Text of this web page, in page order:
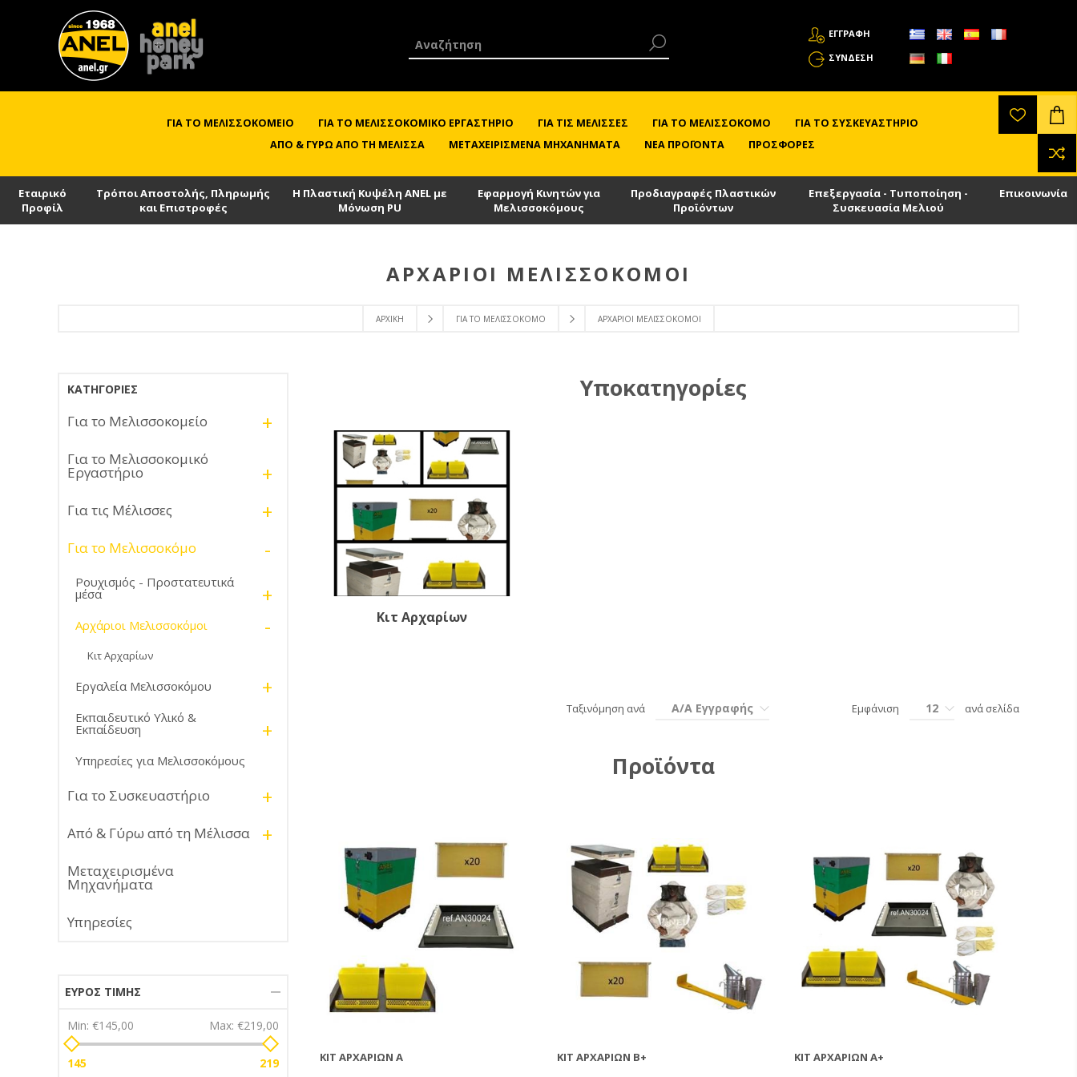
ΕΓΓΡΑΦΗ
ΣΎΝΔΕΣΗ
ΓΙΑ ΤΟ ΜΕΛΙΣΣΟΚΟΜΕΊΟ ΓΙΑ ΤΟ ΜΕΛΙΣΣΟΚΟΜΙΚΌ ΕΡΓΑΣΤΉΡΙΟ ΓΙΑ ΤΙΣ ΜΈΛΙΣΣΕΣ ΓΙΑ ΤΟ ΜΕΛΙΣΣΟΚΌΜΟ
ΓΙΑ ΤΟ ΣΥΣΚΕΥΑΣΤΉΡΙΟ
ΑΠΌ & ΓΎΡΩ ΑΠΌ ΤΗ ΜΈΛΙΣΣΑ
ΜΕΤΑΧΕΙΡΙΣΜΈΝΑ ΜΗΧΑΝΉΜΑΤΑ ΝΈΑ ΠΡΟΪΌΝΤΑ ΠΡΟΣΦΟΡΈΣ
Εταιρικό
Προφίλ
Τρόποι Αποστολής, Πληρωμής
και Επιστροφές
Η Πλαστική Κυψέλη ANEL με
Μόνωση PU
Εφαρμογή Κινητών για
Μελισσοκόμους
Προδιαγραφές Πλαστικών
Προϊόντων
Επεξεργασία - Τυποποίηση -
Συσκευασία Μελιού
Επικοινωνία
ΑΡΧΙΚΉ ΓΙΑ ΤΟ ΜΕΛΙΣΣΟΚΌΜΟ ΑΡΧΆΡΙΟΙ ΜΕΛΙΣΣΟΚΌΜΟΙ
ΑΡΧΆΡΙΟΙ ΜΕΛΙΣΣΟΚΌΜΟΙ
Υποκατηγορίες
Κιτ Αρχαρίων
Ταξινόμηση ανά Α/Α Εγγραφής Εμφάνιση 12 ανά σελίδα
Προϊόντα
ΚΙΤ ΑΡΧΑΡΊΩΝ A ΚΙΤ ΑΡΧΑΡΊΩΝ B+ ΚΙΤ ΑΡΧΑΡΊΩΝ Α+
ΚΑΤΗΓΟΡΊΕΣ
Για το Μελισσοκομείο +
Για το Μελισσοκομικό
Εργαστήριο +
Για τις Μέλισσες +
Για το Μελισσοκόμο -
Ρουχισμός - Προστατευτικά
μέσα +
Αρχάριοι Μελισσοκόμοι -
Κιτ Αρχαρίων
Εργαλεία Μελισσοκόμου +
Εκπαιδευτικό Υλικό &
Εκπαίδευση +
Υπηρεσίες για Μελισσοκόμους
Για το Συσκευαστήριο +
Από & Γύρω από τη Μέλισσα +
Μεταχειρισμένα
Μηχανήματα
Υπηρεσίες
ΕΎΡΟΣ ΤΙΜΉΣ
Min: €145,00 Max: €219,00
145 219